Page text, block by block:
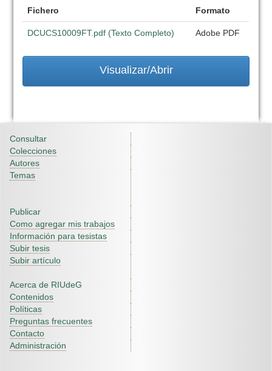
Fichero Formato
DCUCS10009FT.pdf (Texto Completo) Adobe PDF
Visualizar/Abrir
Consultar
Colecciones
Autores
Temas
Publicar
Como agregar mis trabajos
Información para tesistas
Subir tesis
Subir artículo
Acerca de RIUdeG
Contenidos
Políticas
Preguntas frecuentes
Contacto
Administración